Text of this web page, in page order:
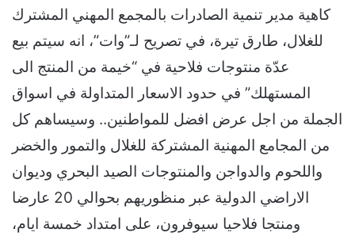
كاهية مدير تنمية الصادرات بالمجمع المهني المشترك
للغلال، طارق تيرة، في تصريح لـ”وات”، انه سيتم بيع
عدّة منتوجات فلاحية في “خيمة من المنتج الى
المستهلك” في حدود الاسعار المتداولة في اسواق
الجملة من اجل عرض افضل للمواطنين.. وسيساهم كل
من المجامع المهنية المشتركة للغلال والتمور والخضر
واللحوم والدواجن والمنتوجات الصيد البحري وديوان
الاراضي الدولية عبر منظوريهم بحوالي 20 عارضا
ومنتجا فلاحيا سيوفرون، على امتداد خمسة ايام،